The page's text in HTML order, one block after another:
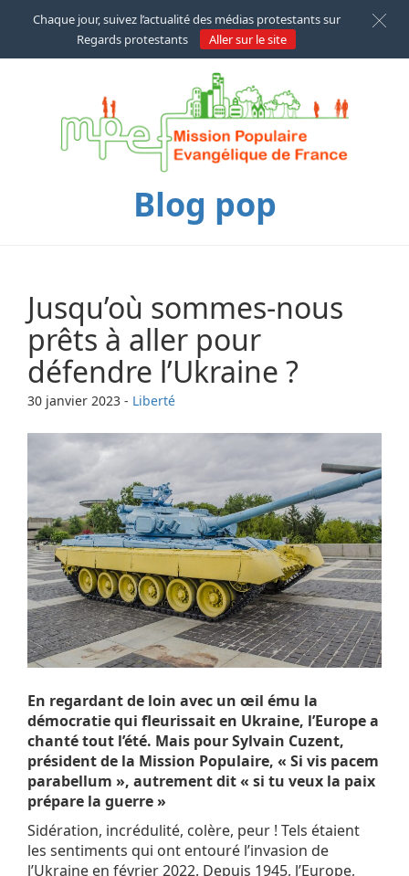
Blog pop
Jusqu’où sommes-nous
prêts à aller pour
défendre l’Ukraine ?
30 janvier 2023 - Liberté
En regardant de loin avec un œil ému la
démocratie qui fleurissait en Ukraine, l’Europe a
chanté tout l’été. Mais pour Sylvain Cuzent,
président de la Mission Populaire, « Si vis pacem
parabellum », autrement dit « si tu veux la paix
prépare la guerre »
Sidération, incrédulité, colère, peur ! Tels étaient
les sentiments qui ont entouré l’invasion de
l’Ukraine en février 2022. Depuis 1945, l’Europe,
Chaque jour, suivez l’actualité des médias protestants sur
Regards protestants
Aller sur le site